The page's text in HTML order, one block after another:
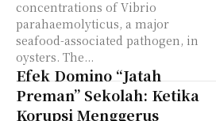
concentrations of Vibrio
parahaemolyticus, a major
seafood-associated pathogen, in
oysters. The...
Efek Domino “Jatah
Preman” Sekolah: Ketika
Korupsi Menggerus